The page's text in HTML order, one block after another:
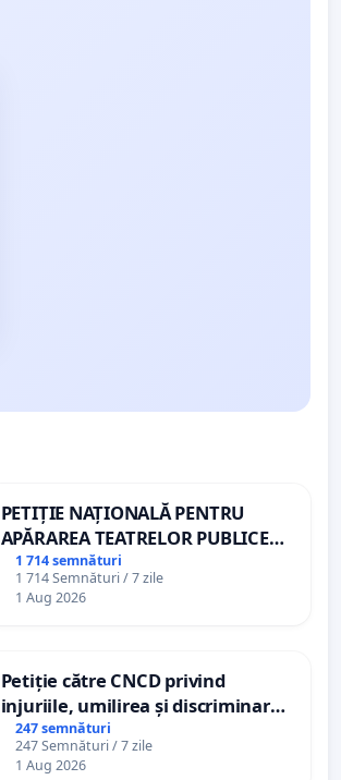
PETIȚIE NAȚIONALĂ PENTRU
APĂRAREA TEATRELOR PUBLICE
DE REPERTORIU DIN ROMÂNIA
1 714 semnături
1 714 Semnături / 7 zile
1 Aug 2026
Petiție către CNCD privind
injuriile, umilirea și discriminarea
persoanelor cu dizabilități de
către utilizatorul TikTok „Gorici”
247 semnături
247 Semnături / 7 zile
1 Aug 2026